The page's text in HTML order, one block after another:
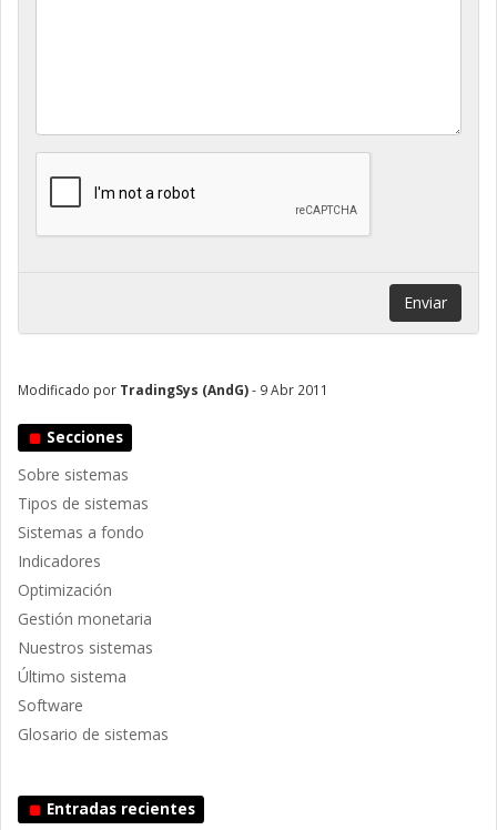
Enviar
Modificado por TradingSys (AndG)- 9 Abr 2011
Secciones
Sobre sistemas
Tipos de sistemas
Sistemas a fondo
Indicadores
Optimización
Gestión monetaria
Nuestros sistemas
Último sistema
Software
Glosario de sistemas
Entradas recientes